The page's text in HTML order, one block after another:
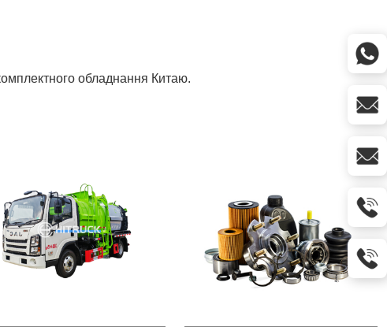
обладнання Китаю.